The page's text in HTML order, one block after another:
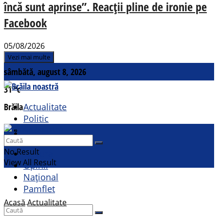
încă sunt aprinse”. Reacții pline de ironie pe
Facebook
05/08/2026
Vezi mai multe
sâmbătă, august 8, 2026
31°c
Brăila
Contact
Actualitate
Politic
Cultural
Opinii
Național
Pamflet
No Result
View All Result
AcasăActualitate